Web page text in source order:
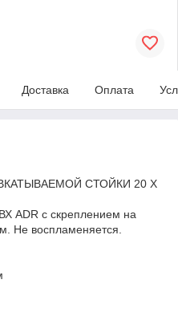
Доставка Оплата
СТОЙКИ 20 X
ADR с скреплением на
Не воспламеняется.